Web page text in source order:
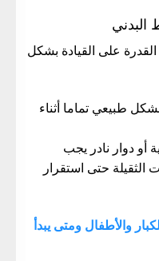
البدني
على القيادة بشكل
طبيعي تماما أثناء
أو دوار نادر يجب
الثقيلة حتى استقرار
والأطفال ومتى يبدأ